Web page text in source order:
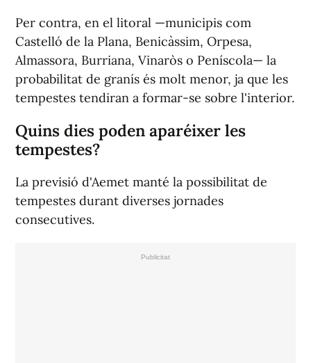
Per contra, en el litoral —municipis com
Castelló de la Plana, Benicàssim, Orpesa,
Almassora, Burriana, Vinaròs o Peníscola— la
probabilitat de granís és molt menor, ja que les
tempestes tendiran a formar-se sobre l'interior.
Quins dies poden aparéixer les
tempestes?
La previsió d'Aemet manté la possibilitat de
tempestes durant diverses jornades
consecutives.